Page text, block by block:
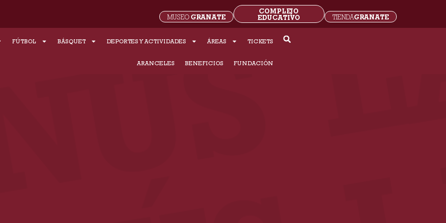
TIENDAGRANATE
COMPLEJO
EDUCATIVO
MUSEO GRANATE
FÚTBOL BÁSQUET DEPORTES Y ACTIVIDADES ÁREAS TICKETS
ARANCELES BENEFICIOS FUNDACIÓN